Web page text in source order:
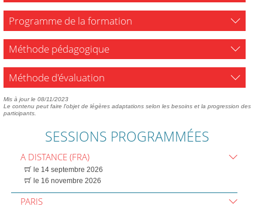
Programme de la formation
Méthode pédagogique
Méthode d'évaluation
Mis à jour le 08/11/2023
Le contenu peut faire l'objet de légères adaptations selon les besoins et la progression des
participants.
SESSIONS PROGRAMMÉES
A DISTANCE (FRA)
le 14 septembre 2026
le 16 novembre 2026
PARIS